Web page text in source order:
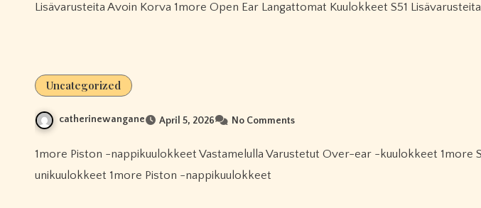
Lisävarusteita Avoin Korva 1more Open Ear Langattomat Kuulokkeet S51 Lisävarusteita
Uncategorized
catherinewangane April 5, 2026 No Comments
1more Piston -nappikuulokkeet Vastamelulla Varustetut Over-ear -kuulokkeet 1more Sleeping Earbuds Z30 -
unikuulokkeet 1more Piston -nappikuulokkeet